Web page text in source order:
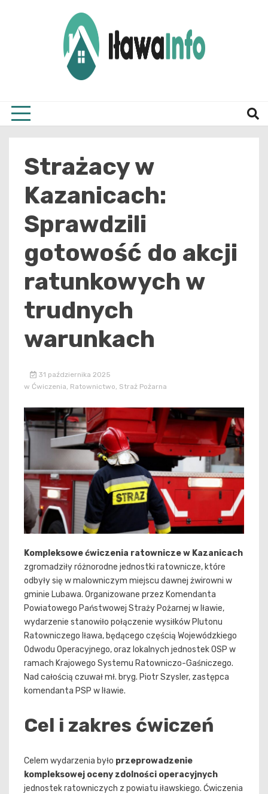
Strażacy w
Kazanicach:
Sprawdzili
gotowość do akcji
ratunkowych w
trudnych
warunkach
31 października 2025
w Ćwiczenia, Ratownictwo, Straż Pożarna
Kompleksowe ćwiczenia ratownicze w Kazanicach
zgromadziły różnorodne jednostki ratownicze, które
odbyły się w malowniczym miejscu dawnej żwirowni w
gminie Lubawa. Organizowane przez Komendanta
Powiatowego Państwowej Straży Pożarnej w Iławie,
wydarzenie stanowiło połączenie wysiłków Plutonu
Ratowniczego Iława, będącego częścią Wojewódzkiego
Odwodu Operacyjnego, oraz lokalnych jednostek OSP w
ramach Krajowego Systemu Ratowniczo-Gaśniczego.
Nad całością czuwał mł. bryg. Piotr Szysler, zastępca
komendanta PSP w Iławie.
Cel i zakres ćwiczeń
Celem wydarzenia było przeprowadzenie
kompleksowej oceny zdolności operacyjnych
jednostek ratowniczych z powiatu iławskiego. Ćwiczenia